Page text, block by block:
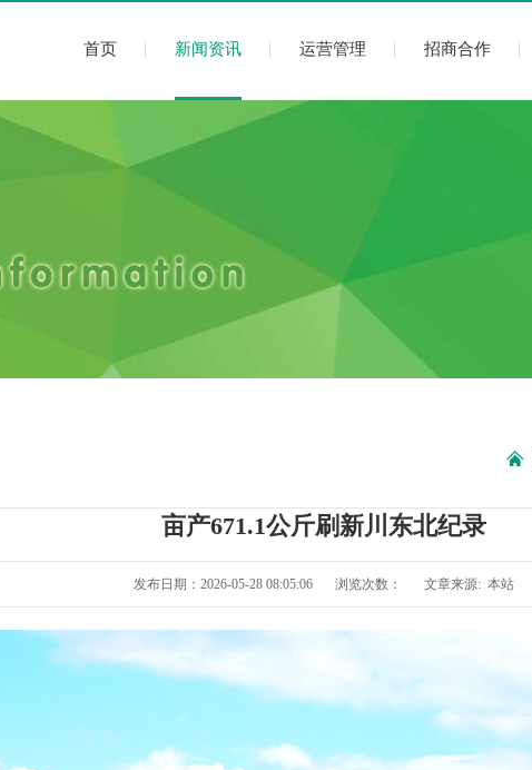
首页 新闻资讯 运营管理 招商合作
亩产671.1公斤刷新川东北纪录
发布日期：2026-05-28 08:05:06 浏览次数： 文章来源: 本站